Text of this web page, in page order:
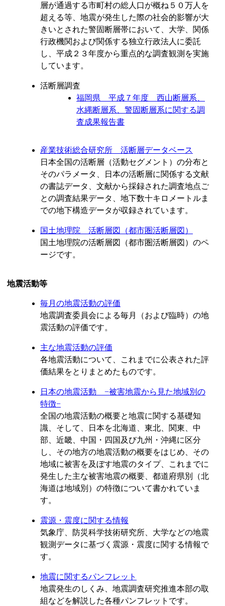
層が通過する市町村の総人口が概ね５０万人を
超える等、地震が発生した際の社会的影響が大
きいとされた警固断層帯において、大学、関係
行政機関および関係する独立行政法人に委託
し、平成２３年度から重点的な調査観測を実施
しています。
活断層調査
福岡県 平成７年度 西山断層系、
水縄断層系、警固断層系に関する調
査成果報告書
産業技術総合研究所 活断層データベース
日本全国の活断層（活動セグメント）の分布と
そのパラメータ、日本の活断層に関係する文献
の書誌データ、文献から採録された調査地点ご
との調査結果データ、地下数十キロメートルま
での地下構造データが収録されています。
国土地理院 活断層図（都市圏活断層図）
国土地理院の活断層図（都市圏活断層図）のペ
ージです。
震活動等
毎月の地震活動の評価
地震調査委員会による毎月（および臨時）の地
震活動の評価です。
主な地震活動の評価
各地震活動について、これまでに公表された評
価結果をとりまとめたものです。
日本の地震活動 −被害地震から見た地域別の
特徴−
全国の地震活動の概要と地震に関する基礎知
識、そして、日本を北海道、東北、関東、中
部、近畿、中国・四国及び九州・沖縄に区分
し、その地方の地震活動の概要をはじめ、その
地域に被害を及ぼす地震のタイプ、これまでに
発生した主な被害地震の概要、都道府県別（北
海道は地域別）の特徴について書かれていま
す。
震源・震度に関する情報
気象庁、防災科学技術研究所、大学などの地震
観測データに基づく震源・震度に関する情報で
す。
地震に関するパンフレット
地震発生のしくみ、地震調査研究推進本部の取
組などを解説した各種パンフレットです。